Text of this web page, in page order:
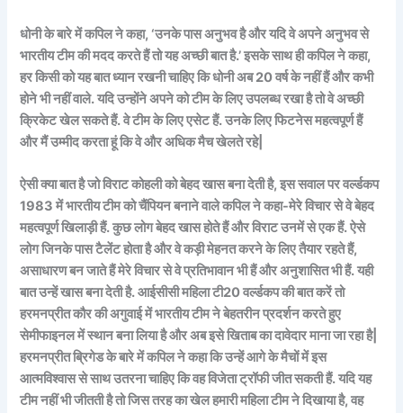
धोनी के बारे में कपिल ने कहा, ‘उनके पास अनुभव है और यदि वे अपने अनुभव से
भारतीय टीम की मदद करते हैं तो यह अच्‍छी बात है.’ इसके साथ ही कपिल ने कहा,
हर किसी को यह बात ध्‍यान रखनी चाहिए कि धोनी अब 20 वर्ष के नहीं हैं और कभी
होने भी नहीं वाले. यदि उन्‍होंने अपने को टीम के लिए उपलब्‍ध रखा है तो वे अच्‍छी
क्रिकेट खेल सकते हैं. वे टीम के लिए एसेट हैं. उनके लिए फिटनेस महत्‍वपूर्ण हैं
और मैं उम्‍मीद करता हूं कि वे और अधिक मैच खेलते रहे|
ऐसी क्‍या बात है जो विराट कोहली को बेहद खास बना देती है, इस सवाल पर वर्ल्‍डकप
1983 में भारतीय टीम को चैंपियन बनाने वाले कपिल ने कहा-मेरे विचार से वे बेहद
महत्‍वपूर्ण खिलाड़ी हैं. कुछ लोग बेहद खास होते हैं और विराट उनमें से एक हैं. ऐसे
लोग जिनके पास टैलेंट होता है और वे कड़ी मेहनत करने के लिए तैयार रहते हैं,
असाधारण बन जाते हैं मेरे विचार से वे प्रतिभावान भी हैं और अनुशासित भी हैं. यही
बात उन्‍हें खास बना देती है. आईसीसी महिला टी20 वर्ल्‍डकप की बात करें तो
हरमनप्रीत कौर की अगुवाई में भारतीय टीम ने बेहतरीन प्रदर्शन करते हुए
सेमीफाइनल में स्‍थान बना लिया है और अब इसे खिताब का दावेदार माना जा रहा है|
हरमनप्रीत ब्रिगेड के बारे में कपिल ने कहा कि उन्‍हें आगे के मैचों में इस
आत्‍मविश्‍वास से साथ उतरना चाहिए कि वह विजेता ट्रॉफी जीत सकती हैं. यदि यह
टीम नहीं भी जीतती है तो जिस तरह का खेल हमारी महिला टीम ने दिखाया है, वह